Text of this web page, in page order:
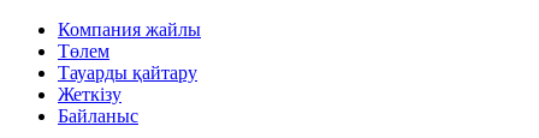
Компания жайлы
Төлем
Тауарды қайтару
Жеткізу
Байланыс